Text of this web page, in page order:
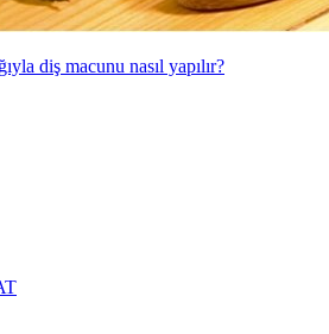
diş macunu nasıl yapılır?